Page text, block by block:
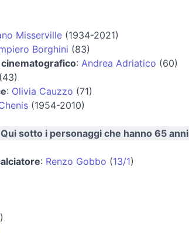
Misserville(1934-2021)
Borghini (83)
: Andrea Adriatico (60)
(43)
: Olivia Cauzzo (71)
(1954-2010)
Qui sotto i personaggi che hanno 65 anni
: Renzo Gobbo (13/1)
)